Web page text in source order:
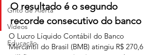
Grito de Alerta
Vídeos
Educação
O resultado é o segundo
recorde consecutivo do banco
O Lucro Líquido Contábil do Banco
Mercantil do Brasil (BMB) atingiu R$ 270,6